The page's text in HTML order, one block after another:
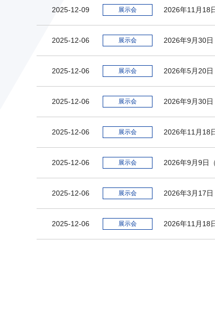
2025-12-09 展示会 2026年11月18
2025-12-06 展示会 2026年9月30
2025-12-06 展示会 2026年5月20
2025-12-06 展示会 2026年9月30
2025-12-06 展示会 2026年11月18
2025-12-06 展示会 2026年9月9日
2025-12-06 展示会 2026年3月17日
2025-12-06 展示会 2026年11月18